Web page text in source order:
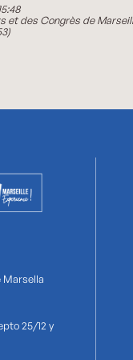
et des Congrès de
)
Marsella
25/12 y